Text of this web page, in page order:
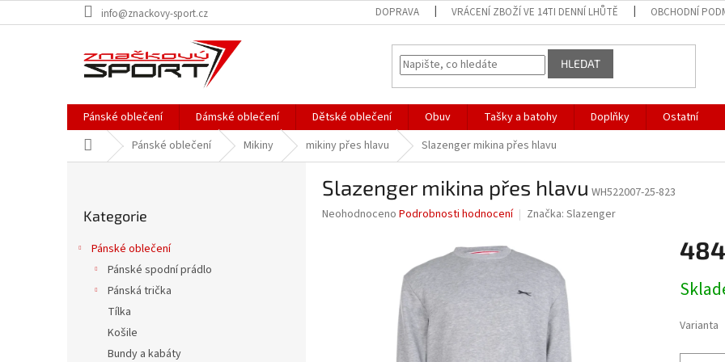
na
info@znackovy-sport.cz DOPRAVA VRÁCENÍ ZBOŽÍ VE 14TI DENNÍ LHŮTĚ OBCHODNÍ
HLEDAT
Pánské oblečení Dámské oblečení Dětské oblečení Obuv Tašky a batohy Doplňky
Ostatní
Domů Pánské oblečení Mikiny mikiny přes hlavu Slazenger mikina přes hlavu
kategorie
Kategorie
Pánské oblečení
Pánské spodní prádlo
Pánská trička
Tílka
Košile
Bundy a kabáty
Slazenger mikina přes hlavu WH522007-25-823
Průměrné
Neohodnoceno Podrobnosti hodnocení Značka: Slazenger
cena:
Varianta